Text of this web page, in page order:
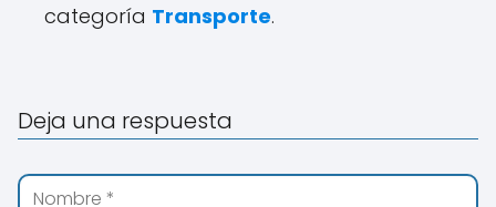
categoría Transporte.
Deja una respuesta